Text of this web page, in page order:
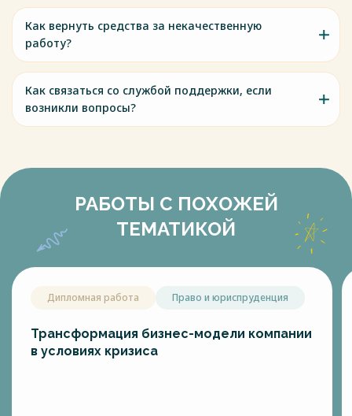
Как вернуть средства за некачественную
работу?
Как связаться со службой поддержки, если
возникли вопросы?
РАБОТЫ С ПОХОЖЕЙ
ТЕМАТИКОЙ
Дипломная работа Право и юриспруденция
Трансформация бизнес-модели компании
в условиях кризиса